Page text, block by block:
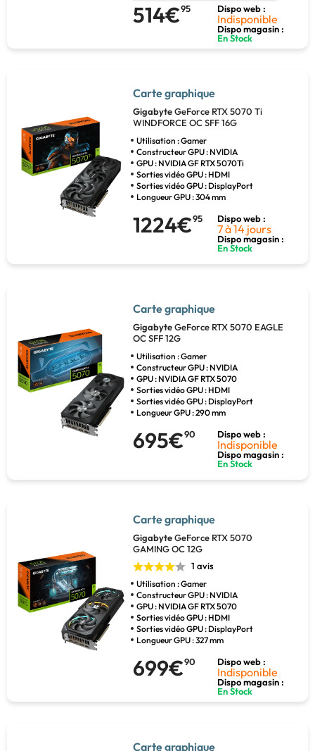
514€95 Dispo web :
Indisponible
Dispo magasin :
En Stock
Carte graphique
GigabyteGeForce RTX 5070 Ti
WINDFORCE OC SFF 16G
Utilisation : Gamer
Constructeur GPU : NVIDIA
GPU : NVIDIA GF RTX 5070Ti
Sorties vidéo GPU : HDMI
Sorties vidéo GPU : DisplayPort
Longueur GPU : 304 mm
1224€95 Dispo web :
7 à 14 jours
Dispo magasin :
En Stock
Carte graphique
GigabyteGeForce RTX 5070 EAGLE
OC SFF 12G
Utilisation : Gamer
Constructeur GPU : NVIDIA
GPU : NVIDIA GF RTX 5070
Sorties vidéo GPU : HDMI
Sorties vidéo GPU : DisplayPort
Longueur GPU : 290 mm
695€90 Dispo web :
Indisponible
Dispo magasin :
En Stock
Carte graphique
GigabyteGeForce RTX 5070
GAMING OC 12G
1 avis
Utilisation : Gamer
Constructeur GPU : NVIDIA
GPU : NVIDIA GF RTX 5070
Sorties vidéo GPU : HDMI
Sorties vidéo GPU : DisplayPort
Longueur GPU : 327 mm
699€90 Dispo web :
Indisponible
Dispo magasin :
En Stock
Carte graphique